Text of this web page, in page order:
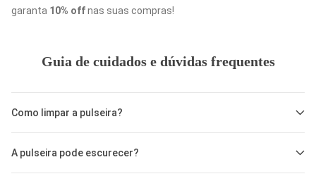
garanta 10% offnas suas compras!
Guia de cuidados e dúvidas frequentes
Como limpar a pulseira?
adequados, como oKit limpa pratas e flanela mágica
limpa ouro e flanela mágica. Assim, você limpa sem arranhar ou
A pulseira pode escurecer?